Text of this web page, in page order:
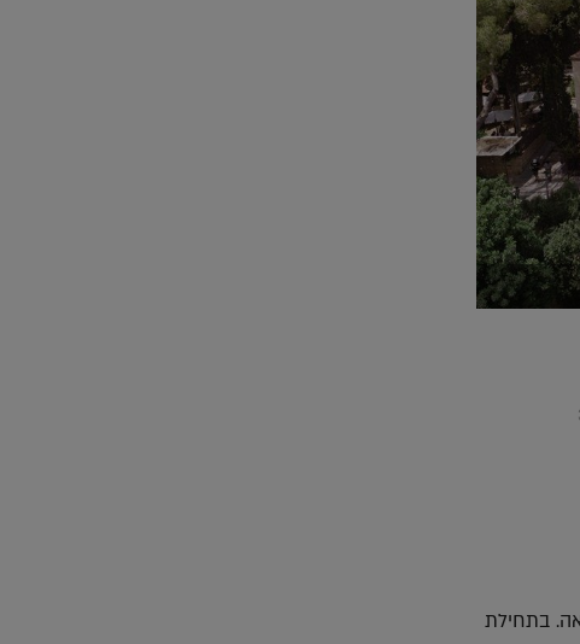
בתחילת